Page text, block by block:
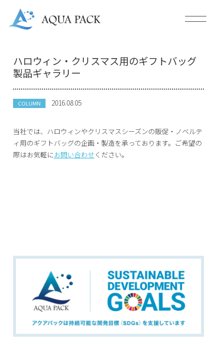
ハロウィン・クリスマス用のギフトバッグ
製品ギャラリー
COLUMN 2016.08.05
当社では、ハロウィンやクリスマスシーズンの販促・ノベルテ
ィ用のギフトバッグの企画・製造を承っております。ご希望の
際はお気軽にお問い合わせ ください。